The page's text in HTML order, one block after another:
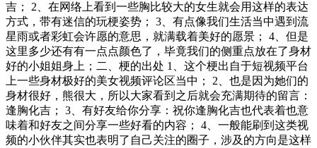
吉； 2、在网络上看到一些胸比较大的女生就会用这样的表达
方式，带有迷信的玩梗姿势； 3、有点像我们生活当中遇到流
星雨或者彩虹会许愿的意思，就满载着美好的愿景； 4、但是
这里多少还有有一点点颜色了，毕竟我们的侧重点放在了身材
好的小姐姐身上；二、梗的出处 1、这个梗出自于短视频平台
上一些身材极好的美女视频评论区当中； 2、也是因为她们的
身材很好，熊很大，所以大家看到之后就会充满期待的留言：
逢胸化吉； 3、有好友给你分享：祝你逢胸化吉也代表着也意
味着和好友之间分享一些好看的内容； 4、一般能刷到这类视
频的小伙伴其实也表明了自己关注的圈子，涉及的方向是这样